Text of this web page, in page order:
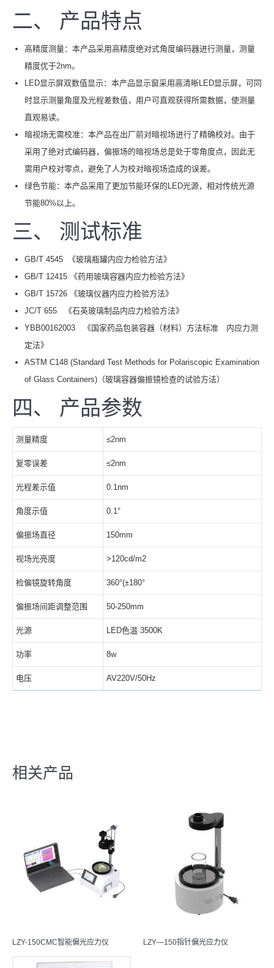
二、 产品特点
高精度测量：本产品采用高精度绝对式角度编码器进行测量，测量
精度优于2nm。
LED显示屏双数值显示：本产品显示窗采用高清晰LED显示屏，可同
时显示测量角度及光程差数值，用户可直观获得所需数据，使测量
直观易读。
暗视场无需校准：本产品在出厂前对暗视场进行了精确校对。由于
采用了绝对式编码器，偏振场的暗视场总是处于零角度点，因此无
需用户校对零点，避免了人为校对暗视场造成的误差。
绿色节能：本产品采用了更加节能环保的LED光源，相对传统光源
节能80%以上。
三、 测试标准
GB/T 4545 《玻璃瓶罐内应力检验方法》
GB/T 12415 《药用玻璃容器内应力检验方法》
GB/T 15726 《玻璃仪器内应力检验方法》
JC/T 655 《石英玻璃制品内应力检验方法》
YBB00162003 《国家药品包装容器（材料）方法标准 内应力测
定法》
ASTM C148 (Standard Test Methods for Polariscopic Examination
of Glass Containers)（玻璃容器偏振镜检查的试验方法）
四、 产品参数
测量精度 ≤2nm
复零误差 ≤2nm
光程差示值 0.1nm
角度示值 0.1°
偏振场直径 150mm
视场光亮度 >120cd/m2
检偏镜旋转角度 360°(±180°
偏振场间距调整范围 50-250mm
光源 LED色温 3500K
功率 8w
电压 AV220V/50Hz
相关产品
LZY-150CMC智能偏光应力仪 LZY—150指针偏光应力仪